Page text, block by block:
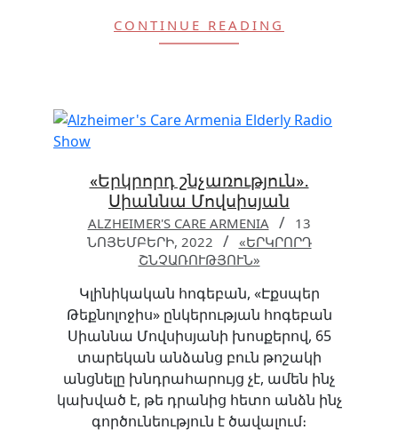
CONTINUE READING
«Երկրորդ շնչառություն»․
Սիաննա Մովսիսյան
ALZHEIMER'S CARE ARMENIA
13
ՆՈՅԵՄԲԵՐԻ, 2022
«ԵՐԿՐՈՐԴ
ՇՆՉԱՌՈՒԹՅՈՒՆ»
Կլինիկական հոգեբան, «Էքսպեր
Թեքնոլոջիս» ընկերության հոգեբան
Սիաննա Մովսիսյանի խոսքերով, 65
տարեկան անձանց բուն թոշակի
անցնելը խնդրահարույց չէ, ամեն ինչ
կախված է, թե դրանից հետո անձն ինչ
գործունեություն է ծավալում։